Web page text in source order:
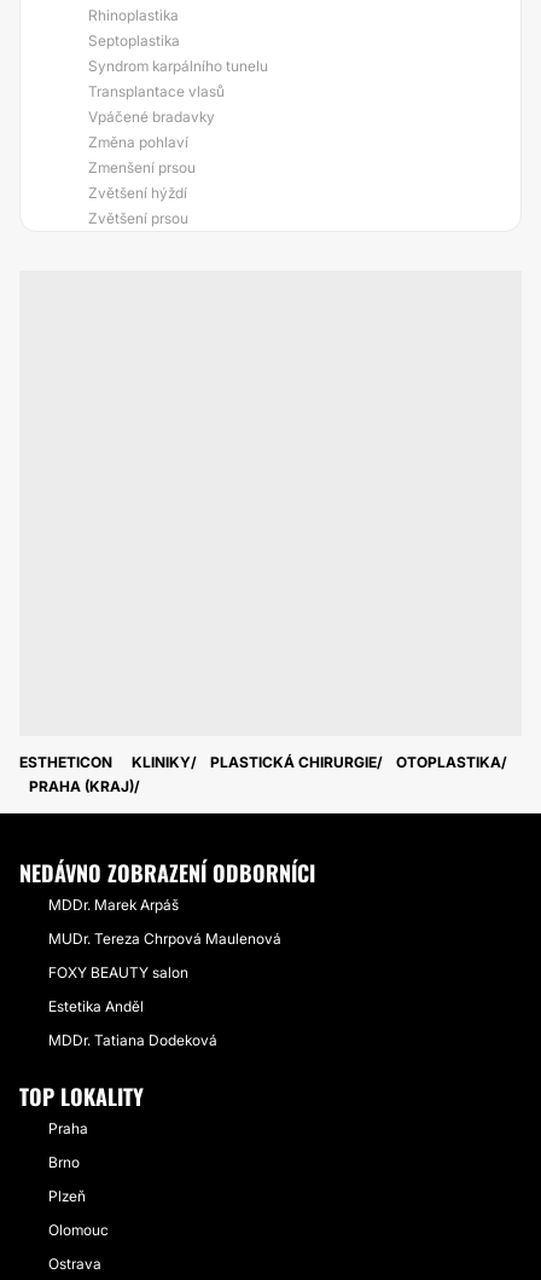
Rhinoplastika
Septoplastika
Syndrom karpálního tunelu
Transplantace vlasů
Vpáčené bradavky
Změna pohlaví
Zmenšení prsou
Zvětšení hýždí
Zvětšení prsou
ESTHETICON KLINIKY PLASTICKÁ CHIRURGIE
OTOPLASTIKA
PRAHA (KRAJ)
NEDÁVNO ZOBRAZENÍ ODBORNÍCI
MDDr. Marek Arpáš
MUDr. Tereza Chrpová Maulenová
FOXY BEAUTY salon
Estetika Anděl
MDDr. Tatiana Dodeková
TOP LOKALITY
Praha
Brno
Plzeň
Olomouc
Ostrava